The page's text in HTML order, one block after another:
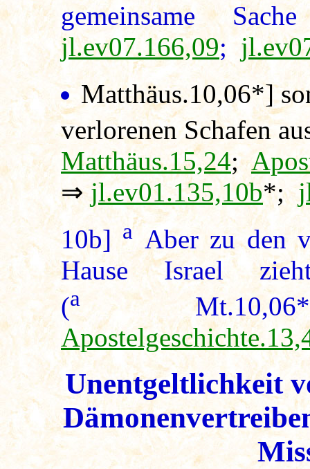
gemeinsame
jl.ev07.166,09;
Matthäus.10,06*]
verlorenen Schafen
Matthäus.15,24;
⇒jl.ev01.135,10b*;
10b] aAber zu den
Hause Israel
(a
Unentgeltlichkeit